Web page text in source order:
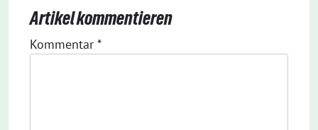
Artikel kommentieren
Kommentar *